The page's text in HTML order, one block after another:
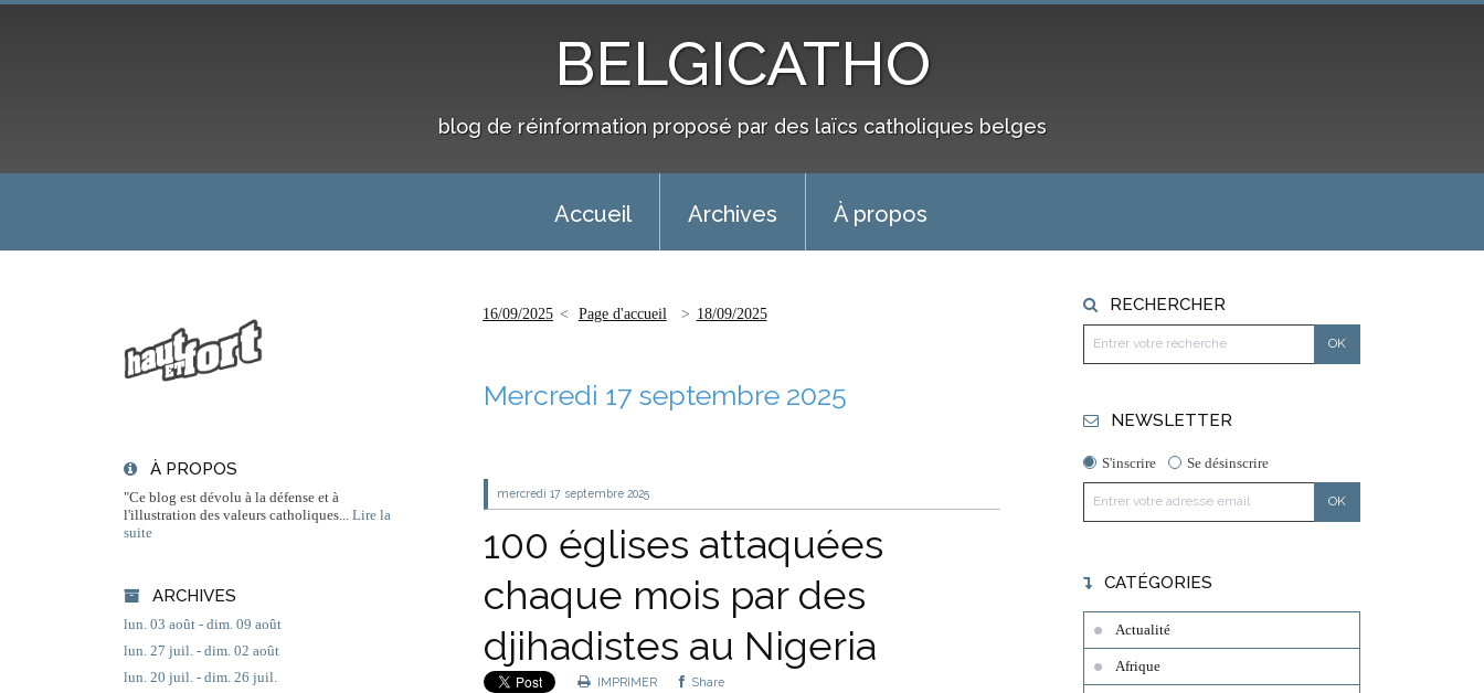
BELGICATHO
blog de réinformation proposé par des laïcs catholiques belges
Accueil Archives À propos
À PROPOS
"Ce blog est dévolu à la défense et à
l'illustration des valeurs catholiques...
Lire la
suite
ARCHIVES
lun. 03 août - dim. 09 août
lun. 27 juil. - dim. 02 août
lun. 20 juil. - dim. 26 juil.
16/09/2025 Page d'accueil 18/09/2025
Mercredi 17 septembre 2025
mercredi 17 septembre 2025
100 églises attaquées
chaque mois par des
djihadistes au Nigeria
IMPRIMER Share
RECHERCHER
NEWSLETTER
S'inscrire Se désinscrire
CATÉGORIES
Actualité
Afrique